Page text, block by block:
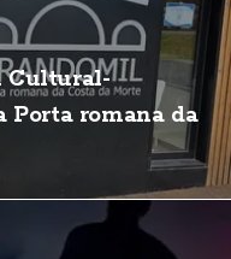
Cultural-
Porta romana da